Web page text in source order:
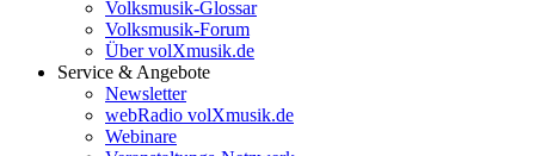
Volksmusik-Glossar
Volksmusik-Forum
Über volXmusik.de
Service & Angebote
Newsletter
webRadio volXmusik.de
Webinare